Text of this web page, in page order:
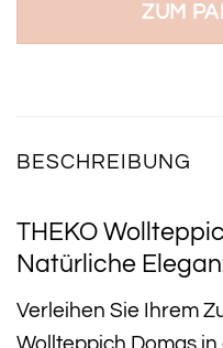
ZUM
BESCHREIBUNG
THEKO
Natürliche
Verleihen Sie Ihrem
Wollteppich Domas in